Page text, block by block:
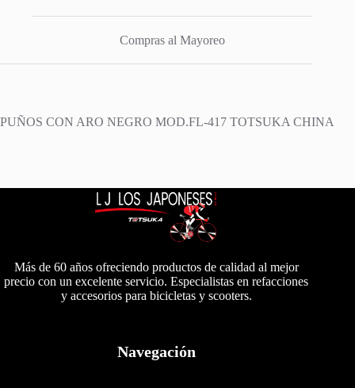
Compras al Mayoreo
PUÑOS CON ARO NEGRO MOD.FL-417 TOTSUKA CHINA
Más de 60 años ofreciendo productos de calidad al mejor
precio con un excelente servicio. Especialistas en refacciones
y accesorios para bicicletas y scooters.
Navegación